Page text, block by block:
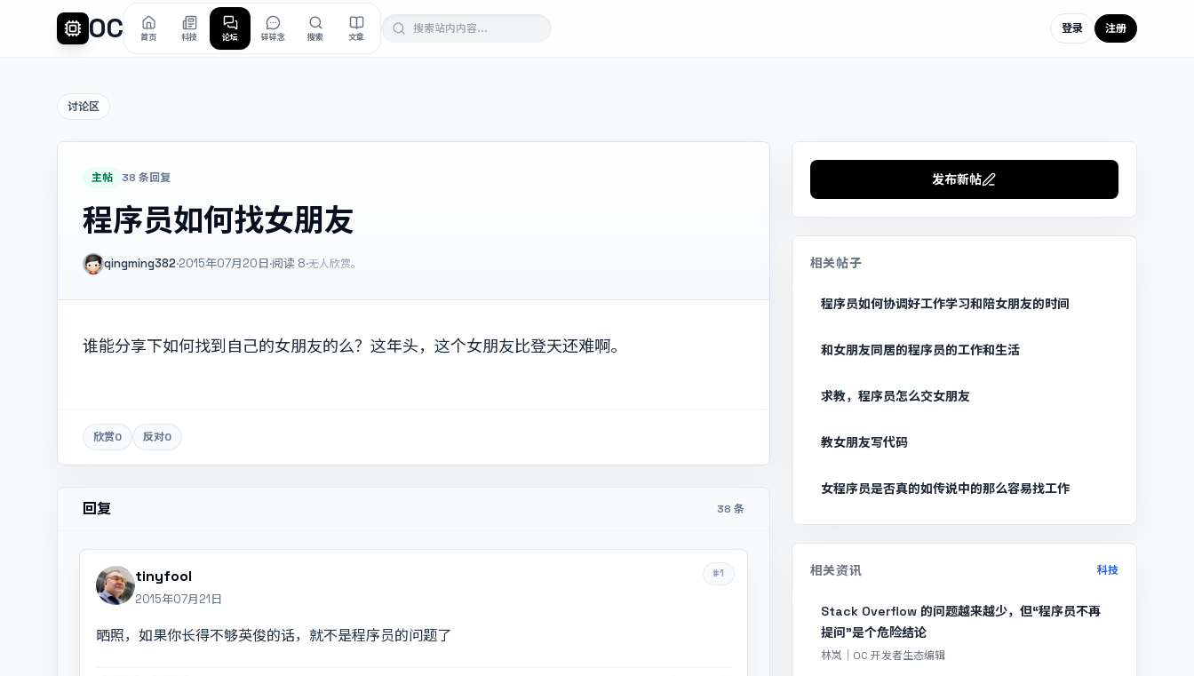
OC 首页 科技 论坛 碎碎念 搜索 文章
登录 注册
讨论区
主帖 38 条回复
程序员如何找女朋友
qingming382·2015年07月20日·阅读 8·无人欣赏。
谁能分享下如何找到自己的女朋友的么？这年头，这个女朋友比登天还难啊。
欣赏0 反对0
回复 38 条
#1
tinyfool
2015年07月21日
晒照，如果你长得不够英俊的话，就不是程序员的问题了
发布新帖
相关帖子
程序员如何协调好工作学习和陪女朋友的时间
和女朋友同居的程序员的工作和生活
求教，程序员怎么交女朋友
教女朋友写代码
女程序员是否真的如传说中的那么容易找工作
相关资讯 科技
Stack Overflow 的问题越来越少，但“程序员不再
提问”是个危险结论
林岚｜OC 开发者生态编辑